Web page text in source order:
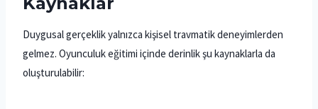
Duygusal gerçeklik yalnızca kişisel travmatik deneyimlerden
gelmez. Oyunculuk eğitimi içinde derinlik şu kaynaklarla da
oluşturulabilir: